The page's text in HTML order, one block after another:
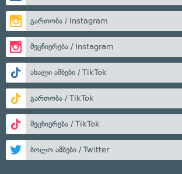
გართობა / Instagram
მეცნიერება / Instagram
ახალი ამბები / TikTok
გართობა / TikTok
მეცნიერება / TikTok
ბოლო ამბები / Twitter